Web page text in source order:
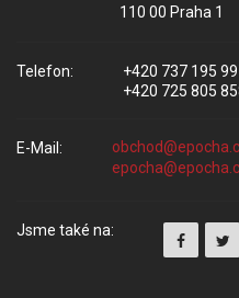
110 00 Praha 1
Telefon: +420 737 195
+420 725 805
E-Mail:
Jsme také na: